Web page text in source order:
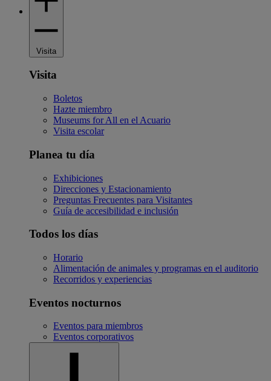
Visita
Visita
Boletos
Hazte miembro
Museums for All en el Acuario
Visita escolar
Planea tu día
Exhibiciones
Direcciones y Estacionamiento
Preguntas Frecuentes para Visitantes
Guía de accesibilidad e inclusión
Todos los días
Horario
Alimentación de animales y programas en el auditorio
Recorridos y experiencias
Eventos nocturnos
Eventos para miembros
Eventos corporativos